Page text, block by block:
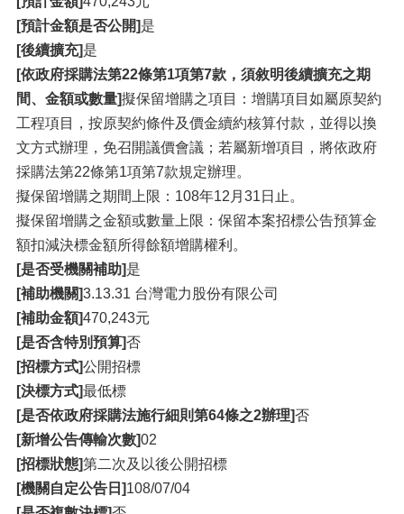
[預計金額是否公開]是
[後續擴充]是
[依政府採購法第22條第1項第7款，須敘明後續擴充之期
間、金額或數量]擬保留增購之項目：增購項目如屬原契約
工程項目，按原契約條件及價金續約核算付款，並得以換
文方式辦理，免召開議價會議；若屬新增項目，將依政府
採購法第22條第1項第7款規定辦理。
擬保留增購之期間上限：108年12月31日止。
擬保留增購之金額或數量上限：保留本案招標公告預算金
額扣減決標金額所得餘額增購權利。
[是否受機關補助]是
[補助機關]3.13.31 台灣電力股份有限公司
[補助金額]470,243元
[是否含特別預算]否
[招標方式]公開招標
[決標方式]最低標
[是否依政府採購法施行細則第64條之2辦理]否
[新增公告傳輸次數]02
[招標狀態]第二次及以後公開招標
[機關自定公告日]108/07/04